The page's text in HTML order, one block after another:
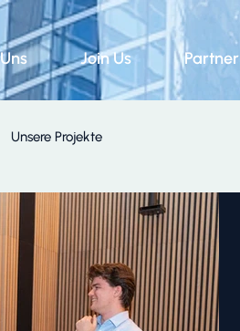
Join Us Partner
Unsere Projekte